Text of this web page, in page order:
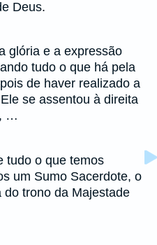
Deus.
glória e a expressão
tudo o que há pela
de haver realizado a
se assentou à direita
…
tudo o que temos
um Sumo Sacerdote, o
trono da Majestade